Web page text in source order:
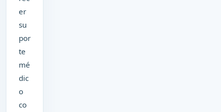
er
su
por
te
mé
dic
o
co